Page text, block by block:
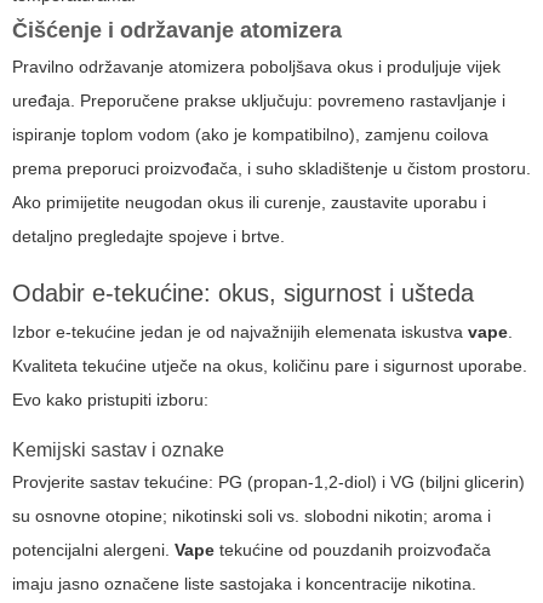
Čišćenje i održavanje atomizera
Pravilno održavanje atomizera poboljšava okus i produljuje vijek
uređaja. Preporučene prakse uključuju: povremeno rastavljanje i
ispiranje toplom vodom (ako je kompatibilno), zamjenu coilova
prema preporuci proizvođača, i suho skladištenje u čistom prostoru.
Ako primijetite neugodan okus ili curenje, zaustavite uporabu i
detaljno pregledajte spojeve i brtve.
Odabir e-tekućine: okus, sigurnost i ušteda
Izbor e-tekućine jedan je od najvažnijih elemenata iskustva vape.
Kvaliteta tekućine utječe na okus, količinu pare i sigurnost uporabe.
Evo kako pristupiti izboru:
Kemijski sastav i oznake
Provjerite sastav tekućine: PG (propan-1,2-diol) i VG (biljni glicerin)
su osnovne otopine; nikotinski soli vs. slobodni nikotin; aroma i
potencijalni alergeni. Vape tekućine od pouzdanih proizvođača
imaju jasno označene liste sastojaka i koncentracije nikotina.